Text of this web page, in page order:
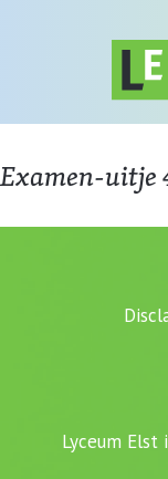
Examen-uitje
Lyceum Elst